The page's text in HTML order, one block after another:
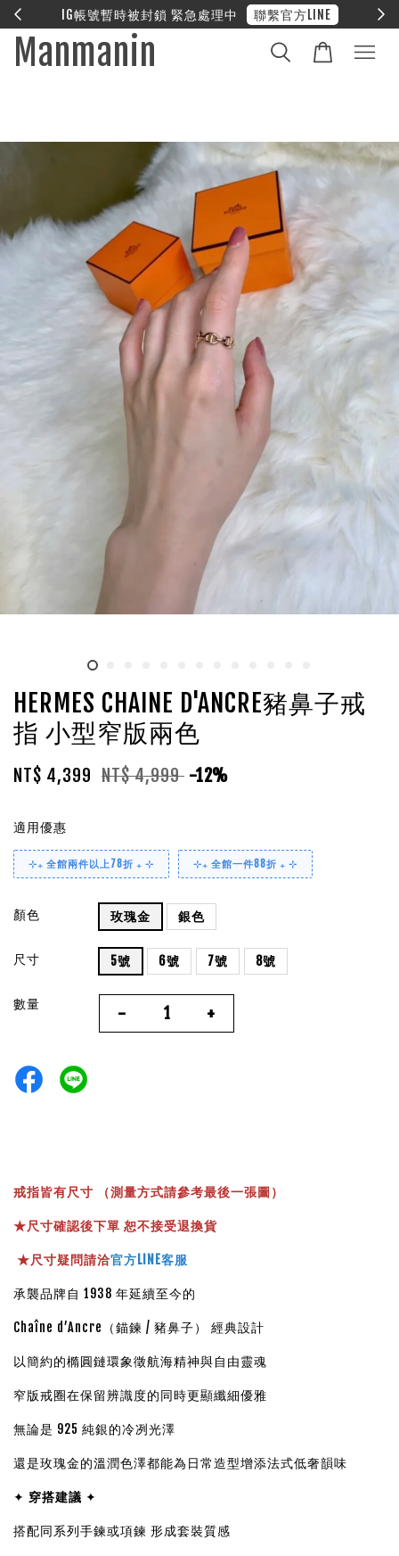
❤︎ 全館滿兩萬享免運
Manmanin
HERMES CHAINE D'ANCRE豬鼻子戒
指 小型窄版兩色
NT$ 4,399 NT$ 4,999 -12%
適用優惠
⊹₊ 全館兩件以上78折 ₊ ⊹ ⊹₊ 全館一件88折 ₊ ⊹
顏色 玫瑰金 銀色
尺寸 5號 6號 7號 8號
數量 - +
戒指皆有尺寸 （測量方式請參考最後一張圖）
★尺寸確認後下單 恕不接受退換貨
★尺寸疑問請洽官方LINE客服
承襲品牌自 1938 年延續至今的
Chaîne d’Ancre（錨鍊 / 豬鼻子） 經典設計
以簡約的橢圓鏈環象徵航海精神與自由靈魂
窄版戒圈在保留辨識度的同時更顯纖細優雅
無論是 925 純銀的冷冽光澤
還是玫瑰金的溫潤色澤都能為日常造型增添法式低奢韻味
✦ 穿搭建議 ✦
搭配同系列手鍊或項鍊 形成套裝質感